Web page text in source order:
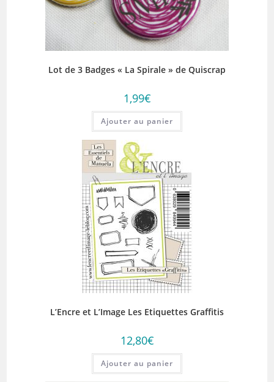
Lot de 3 Badges « La Spirale » de Quiscrap
1,99€
Ajouter au panier
L’Encre et L’Image Les Etiquettes Graffitis
12,80€
Ajouter au panier